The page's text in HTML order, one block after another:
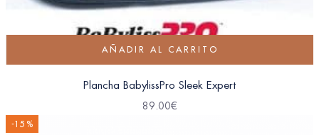
AÑADIR AL CARRITO
Plancha BabylissPro Sleek Expert
89.00€
-15 %